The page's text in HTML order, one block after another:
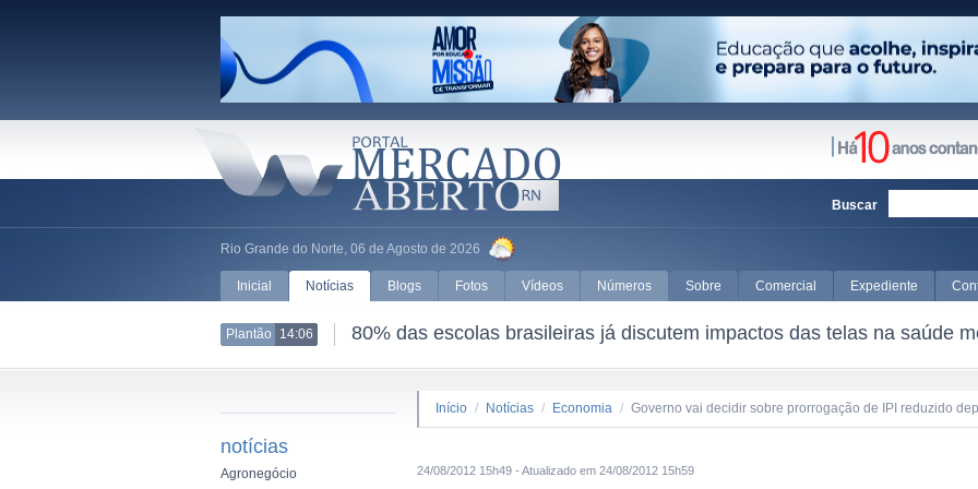
Rio Grande do Norte, 06 de Agosto de 2026
Buscar
Inicial Notícias Blogs Fotos Vídeos Números Sobre Comercial Expediente
Plantão 13:59 80% das escolas brasileiras já discutem impactos das telas na saúde
notícias
Agronegócio
Início / Notícias / Economia / Governo vai decidir sobre prorrogação de IPI reduzido
24/08/2012 15h49 - Atualizado em 24/08/2012 15h59